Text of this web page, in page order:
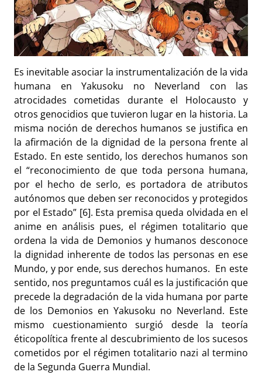
Es inevitable asociar la instrumentalización de la vida
humana en Yakusoku no Neverland con las
atrocidades cometidas durante el Holocausto y
otros genocidios que tuvieron lugar en la historia. La
misma noción de derechos humanos se justifica en
la afirmación de la dignidad de la persona frente al
Estado. En este sentido, los derechos humanos son
el “reconocimiento de que toda persona humana,
por el hecho de serlo, es portadora de atributos
autónomos que deben ser reconocidos y protegidos
por el Estado” [6]. Esta premisa queda olvidada en el
anime en análisis pues, el régimen totalitario que
ordena la vida de Demonios y humanos desconoce
la dignidad inherente de todos las personas en ese
Mundo, y por ende, sus derechos humanos. En este
sentido, nos preguntamos cuál es la justificación que
precede la degradación de la vida humana por parte
de los Demonios en Yakusoku no Neverland. Este
mismo cuestionamiento surgió desde la teoría
éticopolítica frente al descubrimiento de los sucesos
cometidos por el régimen totalitario nazi al termino
de la Segunda Guerra Mundial.